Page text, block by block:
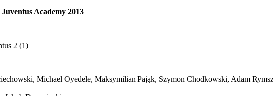
Academy 2013
2 (1)
Michael Oyedele, Maksymilian Pająk, Szymon Chodkowski, Adam